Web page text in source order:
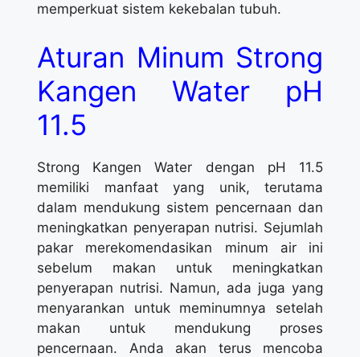
memperkuat sistem kekebalan tubuh.
Aturan Minum Strong
Kangen Water pH
11.5
Strong Kangen Water dengan pH 11.5
memiliki manfaat yang unik, terutama
dalam mendukung sistem pencernaan dan
meningkatkan penyerapan nutrisi. Sejumlah
pakar merekomendasikan minum air ini
sebelum makan untuk meningkatkan
penyerapan nutrisi. Namun, ada juga yang
menyarankan untuk meminumnya setelah
makan untuk mendukung proses
pencernaan. Anda akan terus mencoba